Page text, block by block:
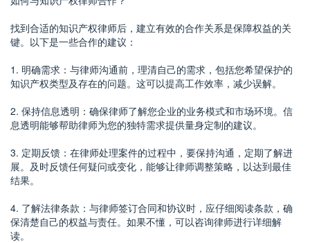
找到合适的知识产权律师后，建立有效的合作关系是保障权益的关
键。以下是一些合作的建议：
1. 明确需求：与律师沟通前，理清自己的需求，包括您希望保护的
知识产权类型及存在的问题。这可以提高工作效率，减少误解。
2. 保持信息透明：确保律师了解您企业的业务模式和市场环境。信
息透明能够帮助律师为您的独特需求提供量身定制的建议。
3. 定期反馈：在律师处理案件的过程中，要保持沟通，定期了解进
展。及时反馈任何疑问或变化，能够让律师调整策略，以达到最佳
结果。
4. 了解法律条款：与律师签订合同和协议时，应仔细阅读条款，确
保清楚自己的权益与责任。如果不懂，可以咨询律师进行详细解
读。